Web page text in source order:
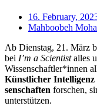
16. February,
Mahboobeh
Ab Dien­stag, 21. März
bei I’m a Sci­ent­istalles
Wissenschaftler*innen
Künst­lich­er Intel­li­genz
senschaften forschen,
unterstützen.